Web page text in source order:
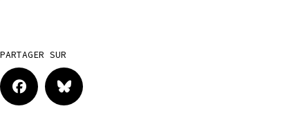
PARTAGER SUR